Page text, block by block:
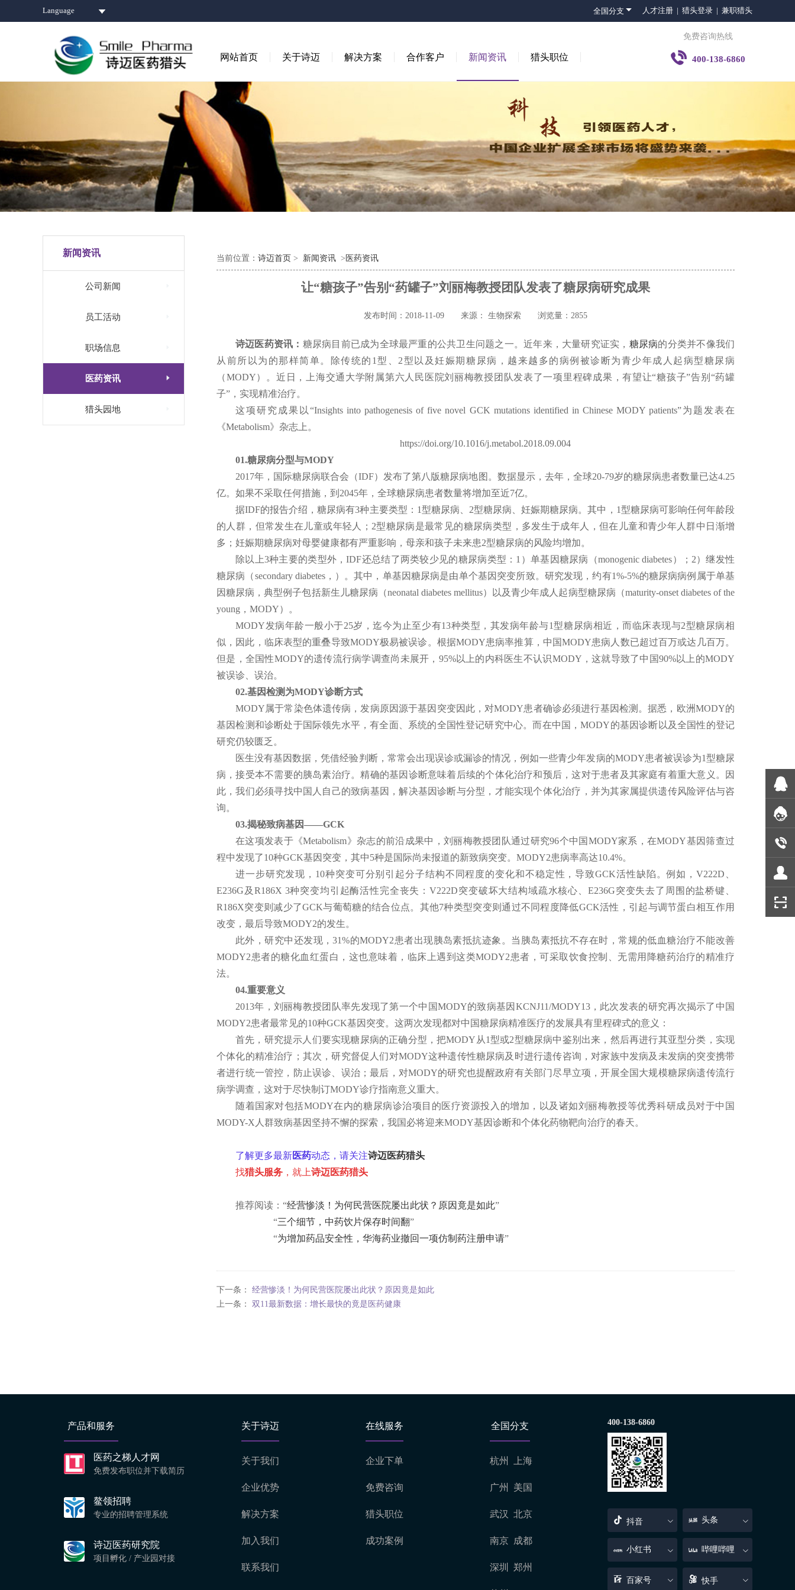
Language 全国分支  人才注册 | 猎头登录 | 兼职猎头
网站首页 关于诗迈 解决方案 合作客户 新闻资讯 猎头职位
免费咨询热线
 400-138-6860
新闻资讯
公司新闻
员工活动
职场信息
医药资讯 
猎头园地
当前位置： 诗迈首页 > 新闻资讯 > 医药资讯
让“糖孩子”告别“药罐子”刘丽梅教授团队发表了糖尿病研究成果
发布时间：2018-11-09 来源： 生物探索 浏览量：2855
诗迈医药资讯： 糖尿病目前已成为全球最严重的公共卫生问题之一。近年来，大量研究证实， 糖尿病的分类并不像我们
从前所以为的那样简单。除传统的1型、2型以及妊娠期糖尿病，越来越多的病例被诊断为青少年成人起病型糖尿病
（MODY）。近日，上海交通大学附属第六人民医院刘丽梅教授团队发表了一项里程碑成果，有望让“糖孩子”告别“药罐
子”，实现精准治疗。
这项研究成果以“Insights into pathogenesis of five novel GCK mutations identified in Chinese MODY patients”为题发表在
《Metabolism》杂志上。
https://doi.org/10.1016/j.metabol.2018.09.004
01.糖尿病分型与MODY
2017年，国际糖尿病联合会（IDF）发布了第八版糖尿病地图。数据显示，去年，全球20-79岁的糖尿病患者数量已达4.25
亿。如果不采取任何措施，到2045年，全球糖尿病患者数量将增加至近7亿。
据IDF的报告介绍，糖尿病有3种主要类型：1型糖尿病、2型糖尿病、妊娠期糖尿病。其中，1型糖尿病可影响任何年龄段
的人群，但常发生在儿童或年轻人；2型糖尿病是最常见的糖尿病类型，多发生于成年人，但在儿童和青少年人群中日渐增
多；妊娠期糖尿病对母婴健康都有严重影响，母亲和孩子未来患2型糖尿病的风险均增加。
除以上3种主要的类型外，IDF还总结了两类较少见的糖尿病类型：1）单基因糖尿病（monogenic diabetes）；2）继发性
糖尿病（secondary diabetes，）。其中，单基因糖尿病是由单个基因突变所致。研究发现，约有1%-5%的糖尿病病例属于单基
因糖尿病，典型例子包括新生儿糖尿病（neonatal diabetes mellitus）以及青少年成人起病型糖尿病（maturity-onset diabetes of the
young，MODY）。
MODY发病年龄一般小于25岁，迄今为止至少有13种类型，其发病年龄与1型糖尿病相近，而临床表现与2型糖尿病相
似，因此，临床表型的重叠导致MODY极易被误诊。根据MODY患病率推算，中国MODY患病人数已超过百万或达几百万。
但是，全国性MODY的遗传流行病学调查尚未展开，95%以上的内科医生不认识MODY，这就导致了中国90%以上的MODY
被误诊、误治。
02.基因检测为MODY诊断方式
MODY属于常染色体遗传病，发病原因源于基因突变因此，对MODY患者确诊必须进行基因检测。据悉，欧洲MODY的
基因检测和诊断处于国际领先水平，有全面、系统的全国性登记研究中心。而在中国，MODY的基因诊断以及全国性的登记
研究仍较匮乏。
医生没有基因数据，凭借经验判断，常常会出现误诊或漏诊的情况，例如一些青少年发病的MODY患者被误诊为1型糖尿
病，接受本不需要的胰岛素治疗。精确的基因诊断意味着后续的个体化治疗和预后，这对于患者及其家庭有着重大意义。因
此，我们必须寻找中国人自己的致病基因，解决基因诊断与分型，才能实现个体化治疗，并为其家属提供遗传风险评估与咨
询。
03.揭秘致病基因——GCK
在这项发表于《Metabolism》杂志的前沿成果中，刘丽梅教授团队通过研究96个中国MODY家系，在MODY基因筛查过
程中发现了10种GCK基因突变，其中5种是国际尚未报道的新致病突变。MODY2患病率高达10.4%。
进一步研究发现，10种突变可分别引起分子结构不同程度的变化和不稳定性，导致GCK活性缺陷。例如，V222D、
E236G及R186X 3种突变均引起酶活性完全丧失：V222D突变破坏大结构域疏水核心、E236G突变失去了周围的盐桥键、
R186X突变则减少了GCK与葡萄糖的结合位点。其他7种类型突变则通过不同程度降低GCK活性，引起与调节蛋白相互作用
改变，最后导致MODY2的发生。
此外，研究中还发现，31%的MODY2患者出现胰岛素抵抗迹象。当胰岛素抵抗不存在时，常规的低血糖治疗不能改善
MODY2患者的糖化血红蛋白，这也意味着，临床上遇到这类MODY2患者，可采取饮食控制、无需用降糖药治疗的精准疗
法。
04.重要意义
2013年，刘丽梅教授团队率先发现了第一个中国MODY的致病基因KCNJ11/MODY13，此次发表的研究再次揭示了中国
MODY2患者最常见的10种GCK基因突变。这两次发现都对中国糖尿病精准医疗的发展具有里程碑式的意义：
首先，研究提示人们要实现糖尿病的正确分型，把MODY从1型或2型糖尿病中鉴别出来，然后再进行其亚型分类，实现
个体化的精准治疗；其次，研究督促人们对MODY这种遗传性糖尿病及时进行遗传咨询，对家族中发病及未发病的突变携带
者进行统一管控，防止误诊、误治；最后，对MODY的研究也提醒政府有关部门尽早立项，开展全国大规模糖尿病遗传流行
病学调查，这对于尽快制订MODY诊疗指南意义重大。
随着国家对包括MODY在内的糖尿病诊治项目的医疗资源投入的增加，以及诸如刘丽梅教授等优秀科研成员对于中国
MODY-X人群致病基因坚持不懈的探索，我国必将迎来MODY基因诊断和个体化药物靶向治疗的春天。
了解更多最新医药动态，请关注诗迈医药猎头
找猎头服务 ，就上诗迈医药猎头
推荐阅读：“经营惨淡！为何民营医院屡出此状？原因竟是如此”
“三个细节，中药饮片保存时间翻”
“为增加药品安全性，华海药业撤回一项仿制药注册申请”
下一条： 经营惨淡！为何民营医院屡出此状？原因竟是如此
上一条： 双11最新数据：增长最快的竟是医药健康
产品和服务
医药之梯人才网
免费发布职位并下载简历
鳌领招聘
专业的招聘管理系统
诗迈医药研究院
项目孵化 / 产业园对接
关于诗迈
关于我们
企业优势
解决方案
加入我们
联系我们
在线服务
企业下单
免费咨询
猎头职位
成功案例
全国分支
杭州 上海
广州 美国
武汉 北京
南京 成都
深圳 郑州
400-138-6860
抖音 头条
小红书 哔哩哔哩
百家号 快手